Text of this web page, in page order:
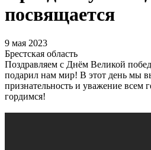
посвящается
9 мая 2023
Брестская область
Поздравляем с Днём Великой
подарил нам мир! В этот день мы
признательность и уважение
гордимся!